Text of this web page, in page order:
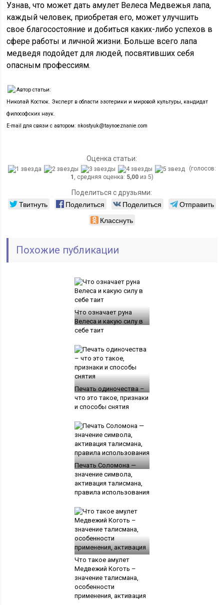
Узнав, что может дать амулет Велеса Медвежья лапа,
каждый человек, приобретая его, может улучшить
свое благосостояние и добиться каких-либо успехов в
сфере работы и личной жизни. Больше всего лапа
медведя подойдет для людей, посвятивших себя
опасным профессиям.
Автор статьи:
Николай Костюк. Эксперт в области эзотерики и мировой культуры, кандидат
философских наук.
E-mail для связи с автором: nkostyuk@taynoeznanie.com
Оценка статьи:
(голосов:
1 , средняя оценка: 5,00из 5)
Поделиться с друзьями:
Твитнуть Поделиться Поделиться
Отправить
Класснуть
Похожие публикации
Что означает руна
Велеса и какую силу в
себе таит
Печать одиночества –
что это такое, признаки
и способы снятия
Печать Соломона —
значение символа,
активация талисмана,
правила использования
Что такое амулет
Медвежий Коготь –
значение талисмана,
особенности
применения, активация